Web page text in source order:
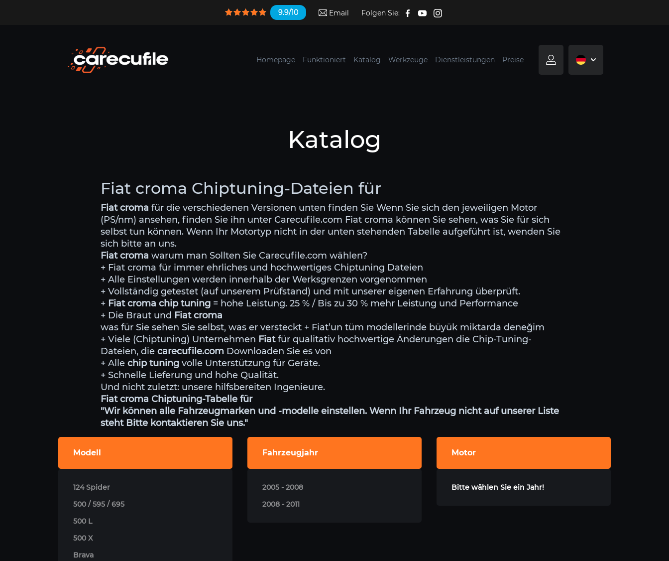
9.9/10 Email Folgen Sie:
Homepage Funktioniert Katalog Werkzeuge Dienstleistungen Preise
Katalog
Fiat croma Chiptuning-Dateien für
Fiat croma für die verschiedenen Versionen unten finden Sie Wenn Sie sich den jeweiligen Motor
(PS/nm) ansehen, finden Sie ihn unter Carecufile.com Fiat croma können Sie sehen, was Sie für sich
selbst tun können. Wenn Ihr Motortyp nicht in der unten stehenden Tabelle aufgeführt ist, wenden Sie
sich bitte an uns.
Fiat croma warum man Sollten Sie Carecufile.com wählen?
+ Fiat croma für immer ehrliches und hochwertiges Chiptuning Dateien
+ Alle Einstellungen werden innerhalb der Werksgrenzen vorgenommen
+ Vollständig getestet (auf unserem Prüfstand) und mit unserer eigenen Erfahrung überprüft.
+ Fiat croma chip tuning = hohe Leistung. 25 % / Bis zu 30 % mehr Leistung und Performance
+ Die Braut und Fiat croma
was für Sie sehen Sie selbst, was er versteckt + Fiat’un tüm modellerinde büyük miktarda deneğim
+ Viele (Chiptuning) Unternehmen Fiatfür qualitativ hochwertige Änderungen die Chip-Tuning-
Dateien, die carecufile.com Downloaden Sie es von
+ Alle chip tuning volle Unterstützung für Geräte.
+ Schnelle Lieferung und hohe Qualität.
Und nicht zuletzt: unsere hilfsbereiten Ingenieure.
Fiat croma Chiptuning-Tabelle für
"Wir können alle Fahrzeugmarken und -modelle einstellen. Wenn Ihr Fahrzeug nicht auf unserer Liste
steht Bitte kontaktieren Sie uns."
Modell
124 Spider
500 / 595 / 695
500 L
500 X
Brava
Fahrzeugjahr
2005 - 2008
2008 - 2011
Motor
Bitte wählen Sie ein Jahr!